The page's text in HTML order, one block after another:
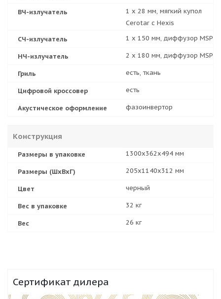
ВЧ-излучатель
1 х 28 мм, мягкий купол
Cerotar с Hexis
СЧ-излучатель
1 x 150 мм, диффузор MSP
НЧ-излучатель 2 x 180 мм, диффузор MSP
Гриль есть, ткань
Цифровой кроссовер есть
Акустическое оформление фазоинвертор
Конструкция
Размеры в упаковке 1300x362x494 мм
Размеры (ШхВхГ) 205х1140х312 мм
Цвет черный
Вес в упаковке 32 кг
Вес 26 кг
Сертификат дилера